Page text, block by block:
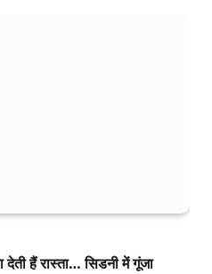
हैं रास्ता… सिडनी में गूंजा